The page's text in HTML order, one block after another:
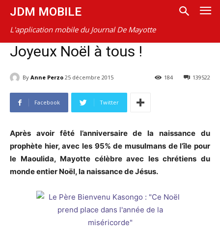
JDM MOBILE
L'application mobile du Journal De Mayotte
Joyeux Noël à tous !
By Anne Perzo 25 décembre 2015 139522
184
Facebook Twitter
Après avoir fêté l’anniversaire de la naissance du
prophète hier, avec les 95% de musulmans de l’île pour
le Maoulida, Mayotte célèbre avec les chrétiens du
monde entier Noël, la naissance de Jésus.